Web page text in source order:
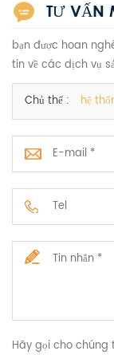
TƯ VẤN
bạn được hoan
tin về các dịch vụ
Chủ thể : hệ
Hãy gọi cho